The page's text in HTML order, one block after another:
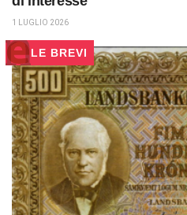
1 LUGLIO 2026
LE BREVI